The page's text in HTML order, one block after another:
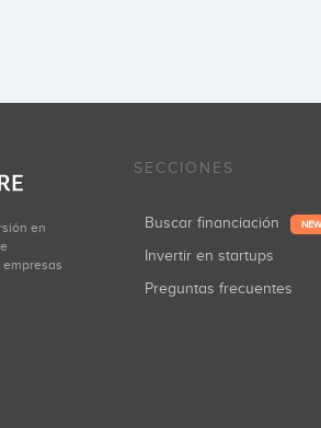
en
SECCIONES
Buscar financiación NEW
Invertir en startups
Preguntas frecuentes